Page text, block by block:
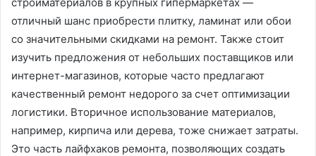
отличный шанс приобрести плитку, ламинат или обои
со значительными скидками на ремонт. Также стоит
изучить предложения от небольших поставщиков или
интернет-магазинов, которые часто предлагают
качественный ремонт недорого за счет оптимизации
логистики. Вторичное использование материалов,
например, кирпича или дерева, тоже снижает затраты.
Это часть лайфхаков ремонта, позволяющих создать